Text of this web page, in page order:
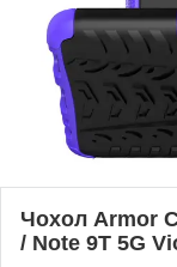
Чохол Armor
/ Note 9T 5G